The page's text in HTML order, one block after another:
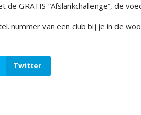
de GRATIS “Afslankchallenge”, de
nummer van een club bij je in de
Twitter